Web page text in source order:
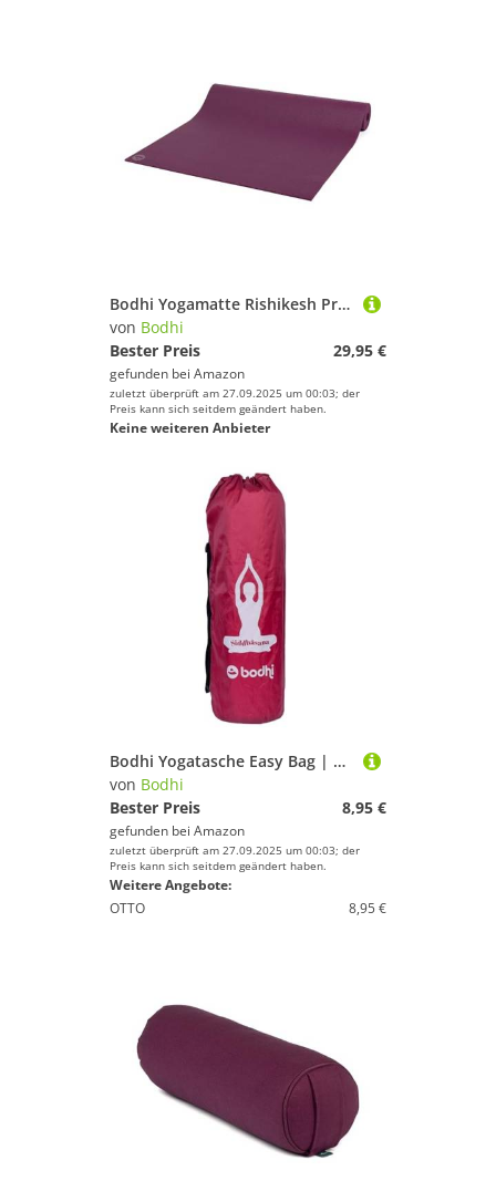
Bodhi Yogamatte Rishikesh Premium 60 | Rutschfest & Schadstofffrei | Matte für Yoga & Pilates | Antirutschmatte für deine Yogapraxis | Made in Germany | OEKO-TEX 100 | Übungsmatte | berry
von Bodhi
Bester Preis
29,95 €
gefunden bei Amazon
zuletzt überprüft am 27.09.2025 um 00:03; der
Preis kann sich seitdem geändert haben.
Keine weiteren Anbieter
Bodhi Yogatasche Easy Bag | Tasche für Schurwollmatten & Yogamatten | Yogamatten-Tasche im XL-Format | Sporttasche für Yoga mit Design-Print | aubergine, 90 cm
von Bodhi
Bester Preis
8,95 €
gefunden bei Amazon
zuletzt überprüft am 27.09.2025 um 00:03; der
Preis kann sich seitdem geändert haben.
Weitere Angebote:
OTTO
8,95 €